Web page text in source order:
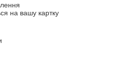
на вашу картку